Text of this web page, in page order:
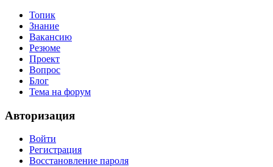
Топик
Знание
Вакансию
Резюме
Проект
Вопрос
Блог
Тема на форум
Авторизация
Войти
Регистрация
Восстановление пароля